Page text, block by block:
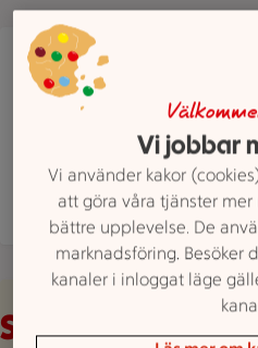
ICAÖppetStänger 21
Hitta hit 0532
Mer
Veckans reklamblad
Se våra aktuella
Vi jobbar
Vi använder kakor
att göra våra tjänster
bättre upplevelse. De
marknadsföring. Besöker
kanaler i inloggat läge